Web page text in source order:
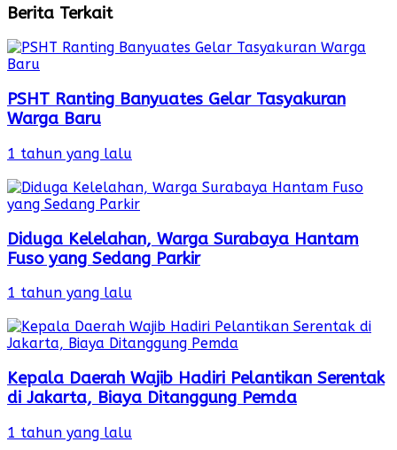
Berita Terkait
PSHT Ranting Banyuates Gelar Tasyakuran
Warga Baru
1 tahun yang lalu
Diduga Kelelahan, Warga Surabaya Hantam
Fuso yang Sedang Parkir
1 tahun yang lalu
Kepala Daerah Wajib Hadiri Pelantikan Serentak
di Jakarta, Biaya Ditanggung Pemda
1 tahun yang lalu